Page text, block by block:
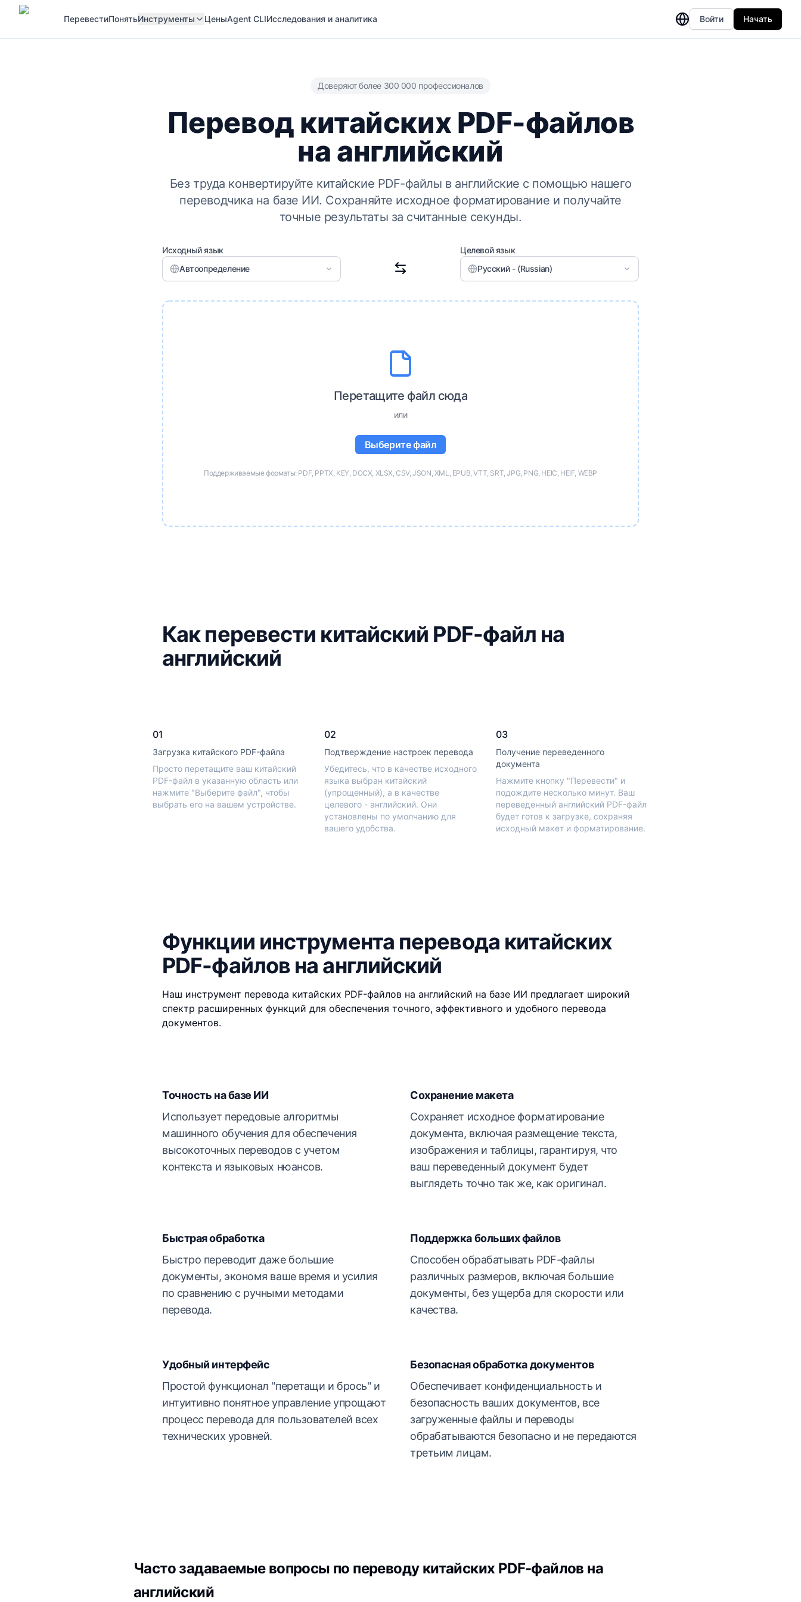
ПеревестиПонятьИнструменты ЦеныAgent CLIИсследования и аналитика Войти Начать
Доверяют более 300 000 профессионалов
Перевод китайских PDF-файлов
на английский
Без труда конвертируйте китайские PDF-файлы в английские с помощью нашего
переводчика на базе ИИ. Сохраняйте исходное форматирование и получайте
точные результаты за считанные секунды.
Исходный язык
Автоопределение
Целевой язык
Русский - (Russian)
Перетащите файл сюда
или
Выберите файл
Поддерживаемые форматы: PDF, PPTX, KEY, DOCX, XLSX, CSV, JSON, XML, EPUB, VTT, SRT, JPG, PNG, HEIC, HEIF, WEBP
Как перевести китайский PDF-файл на
английский
01
Загрузка китайского PDF-файла
Просто перетащите ваш китайский
PDF-файл в указанную область или
нажмите "Выберите файл", чтобы
выбрать его на вашем устройстве.
02
Подтверждение настроек перевода
Убедитесь, что в качестве исходного
языка выбран китайский
(упрощенный), а в качестве
целевого - английский. Они
установлены по умолчанию для
вашего удобства.
03
Получение переведенного
документа
Нажмите кнопку "Перевести" и
подождите несколько минут. Ваш
переведенный английский PDF-файл
будет готов к загрузке, сохраняя
исходный макет и форматирование.
Функции инструмента перевода китайских
PDF-файлов на английский
Наш инструмент перевода китайских PDF-файлов на английский на базе ИИ предлагает широкий
спектр расширенных функций для обеспечения точного, эффективного и удобного перевода
документов.
Точность на базе ИИ
Использует передовые алгоритмы
машинного обучения для обеспечения
высокоточных переводов с учетом
контекста и языковых нюансов.
Сохранение макета
Сохраняет исходное форматирование
документа, включая размещение текста,
изображения и таблицы, гарантируя, что
ваш переведенный документ будет
выглядеть точно так же, как оригинал.
Быстрая обработка
Быстро переводит даже большие
документы, экономя ваше время и усилия
по сравнению с ручными методами
перевода.
Поддержка больших файлов
Способен обрабатывать PDF-файлы
различных размеров, включая большие
документы, без ущерба для скорости или
качества.
Удобный интерфейс
Простой функционал "перетащи и брось" и
интуитивно понятное управление упрощают
процесс перевода для пользователей всех
технических уровней.
Безопасная обработка документов
Обеспечивает конфиденциальность и
безопасность ваших документов, все
загруженные файлы и переводы
обрабатываются безопасно и не передаются
третьим лицам.
Часто задаваемые вопросы по переводу китайских PDF-файлов на
английский